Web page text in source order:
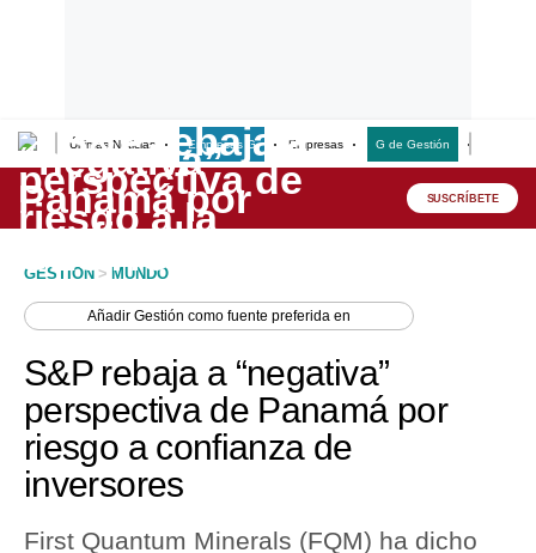
Últimas Noticias Empresas G Empresas G de Gestión
Lo último
Peru Quiosco
Economía
Mercados
Perú
Política
SUSCRÍBETE
GESTION > MUNDO
AñadirGestión como fuente preferida en
S&P rebaja a “negativa”
perspectiva de Panamá por
riesgo a confianza de
inversores
First Quantum Minerals (FQM) ha dicho